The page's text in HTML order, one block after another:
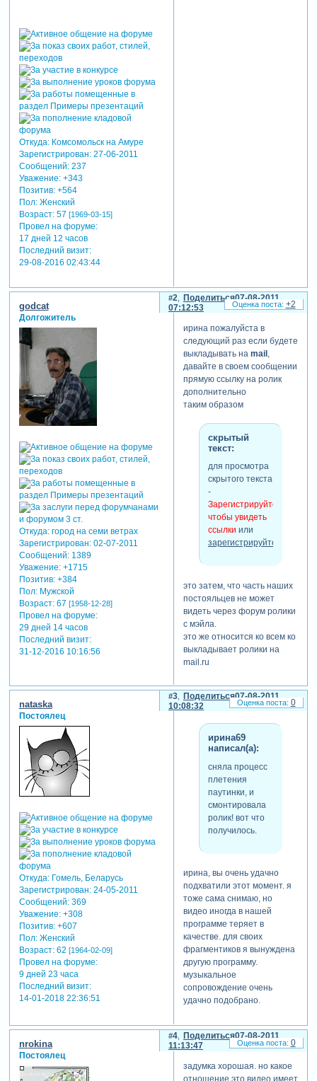
Откуда:Комсомольск на Амуре
Зарегистрирован: 27-06-2011
Сообщений:237
Уважение: +343
Позитив: +564
Пол:Женский
Возраст:57 [1969-03-15]
Провел на форуме:
17 дней 12 часов
Последний визит:
29-08-2016 02:43:44
Поделиться
2
07-08-2011
07:12:53
godcat
Долгожитель
Откуда:город на семи ветрах
Зарегистрирован: 02-07-2011
Сообщений:1389
Уважение: +1715
Позитив: +384
Пол:Мужской
Возраст:67 [1958-12-28]
Провел на форуме:
29 дней 14 часов
Последний визит:
31-12-2016 10:16:56
ирина пожалуйста в
следующий раз если будете
выкладывать на mail,
давайте в своем сообщении
прямую ссылку на ролик
дополнительно
таким образом
скрытый
текст:
для просмотра
скрытого текста
-
Зарегистрируйтесь,
чтобы увидеть
ссылки или
зарегистрируйтесь
это затем, что часть наших
постояльцев не может
видеть через форум ролики
с мэйла.
это же относится ко всем ко
выкладывает ролики на
mail.ru
+2
Поделиться
3
07-08-2011
10:08:32
nataska
Постоялец
Откуда:Гомель, Беларусь
Зарегистрирован: 24-05-2011
Сообщений:369
Уважение: +308
Позитив: +607
Пол:Женский
Возраст:62 [1964-02-09]
Провел на форуме:
9 дней 23 часа
Последний визит:
14-01-2018 22:36:51
ирина69
написал(а):
сняла процесс
плетения
паутинки, и
смонтировала
ролик! вот что
получилось.
ирина, вы очень удачно
подхватили этот момент. я
тоже сама снимаю, но
видео иногда в нашей
программе теряет в
качестве. для своих
фрагментиков я вынуждена
другую программу.
музыкальное
сопровождение очень
удачно подобрано.
0
Поделиться
4
07-08-2011
11:13:47
nrokina
Постоялец
задумка хорошая. но какое
отношение это видео имеет
0